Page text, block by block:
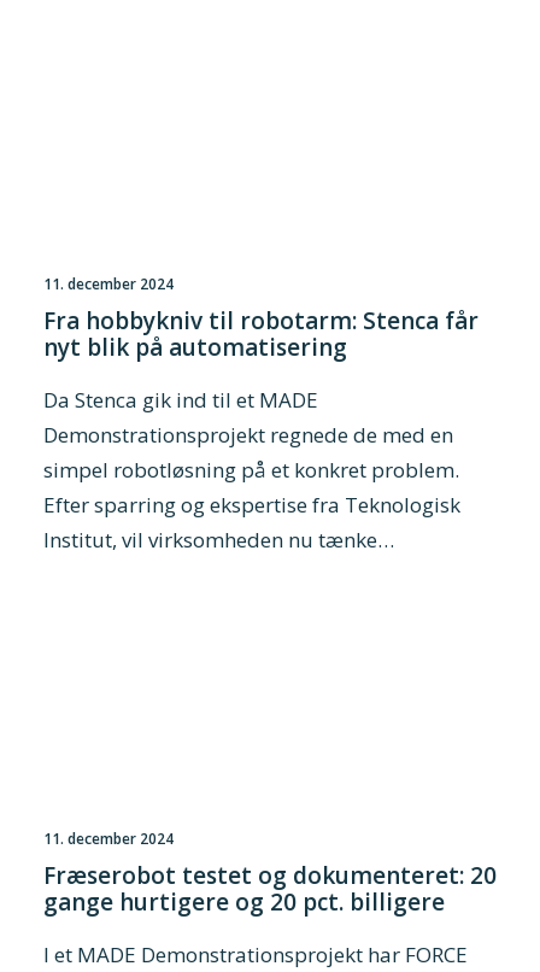
11. december 2024
Fra hobbykniv til robotarm: Stenca får
nyt blik på automatisering
Da Stenca gik ind til et MADE
Demonstrationsprojekt regnede de med en
simpel robotløsning på et konkret problem.
Efter sparring og ekspertise fra Teknologisk
Institut, vil virksomheden nu tænke…
11. december 2024
Fræserobot testet og dokumenteret: 20
gange hurtigere og 20 pct. billigere
I et MADE Demonstrationsprojekt har FORCE